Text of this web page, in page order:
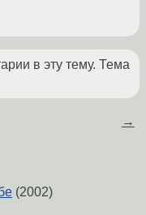
в эту тему. Тема
→
(2002)